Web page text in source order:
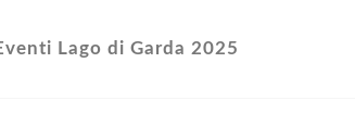
Lago di Garda 2025